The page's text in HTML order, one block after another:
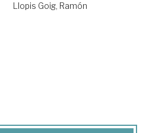
Llopis Goig, Ramón